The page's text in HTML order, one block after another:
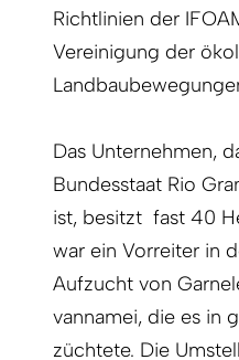
Richtlinien der
Vereinigung der
Das Unternehmen,
Bundesstaat Rio
ist, besitzt fast 40
war ein Vorreiter in
Aufzucht von
vannamei, die es in
züchtete. Die